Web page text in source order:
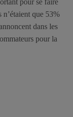
pour se faire
n’étaient que 53%
dans les
pour la